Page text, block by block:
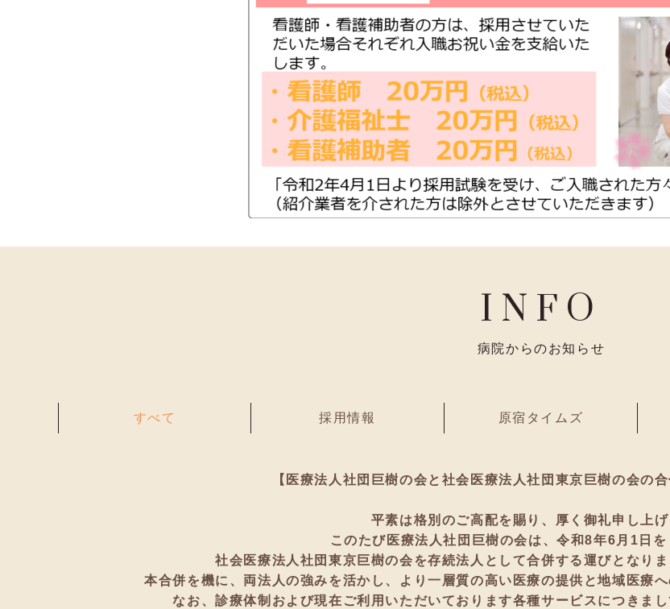
INFO
病院からのお知らせ
すべて 採用情報 原宿タイムズ
【医療法人社団巨樹の会と社会医療法人社団東京巨樹の会の
平素は格別のご高配を賜り、厚く御礼申し上げ
このたび医療法人社団巨樹の会は、令和8年6月1日を
社会医療法人社団東京巨樹の会を存続法人として合併する運びとなり
本合併を機に、両法人の強みを活かし、より一層質の高い医療の提供と地域医療
なお、診療体制および現在ご利用いただいております各種サービスにつきま